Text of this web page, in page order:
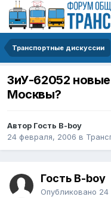
Транспортные дискуссии
ЗиУ-62052
Москвы?
Автор Гость B-boy
24 февраля, 2006 в
Гость B-boy
Опубликовано 24